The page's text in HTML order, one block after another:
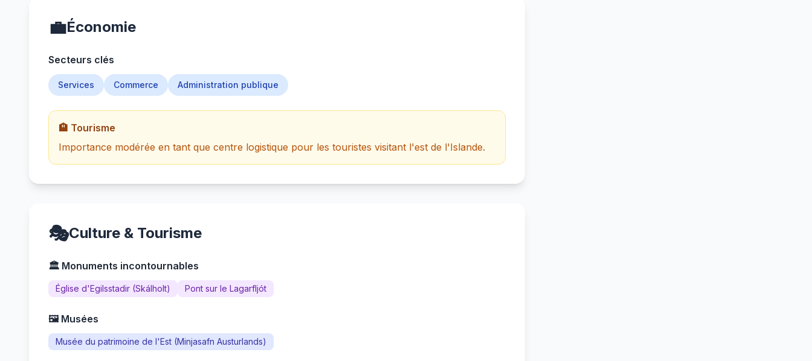
💼Économie
Secteurs clés
Services Commerce Administration publique
🏨 Tourisme
Importance modérée en tant que centre logistique pour les touristes visitant l'est de l'Islande.
🎭Culture & Tourisme
🏛️ Monuments incontournables
Église d'Egilsstadir (Skálholt) Pont sur le Lagarfljót
🖼️ Musées
Musée du patrimoine de l'Est (Minjasafn Austurlands)